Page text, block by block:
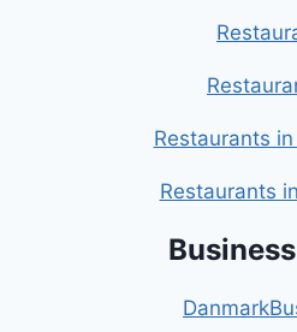
Restaurants
Restaurants